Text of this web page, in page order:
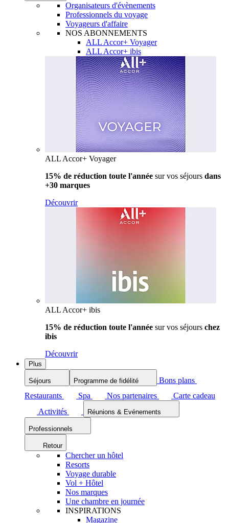
Organisateurs d'évènements
Professionnels du voyage
Voyageurs d'affaire
NOS ABONNEMENTS
ALL Accor+ Voyager
ALL Accor+ ibis
ALL Accor+ Voyager
15% de réduction toute l'année sur vos séjours dans
+30 marques
Découvrir
ALL Accor+ ibis
15% de réduction toute l'année sur vos séjours chez
ibis
Découvrir
Plus
Séjours Programme de fidélité
Bons plans
Restaurants
Spa Nos partenaires
Carte cadeau
Activités
Réunions & Evénements
Professionnels
Retour
Chercher un hôtel
Resorts
Voyage durable
Vol + Hôtel
Nos marques
Une chambre en journée
INSPIRATIONS
Magazine